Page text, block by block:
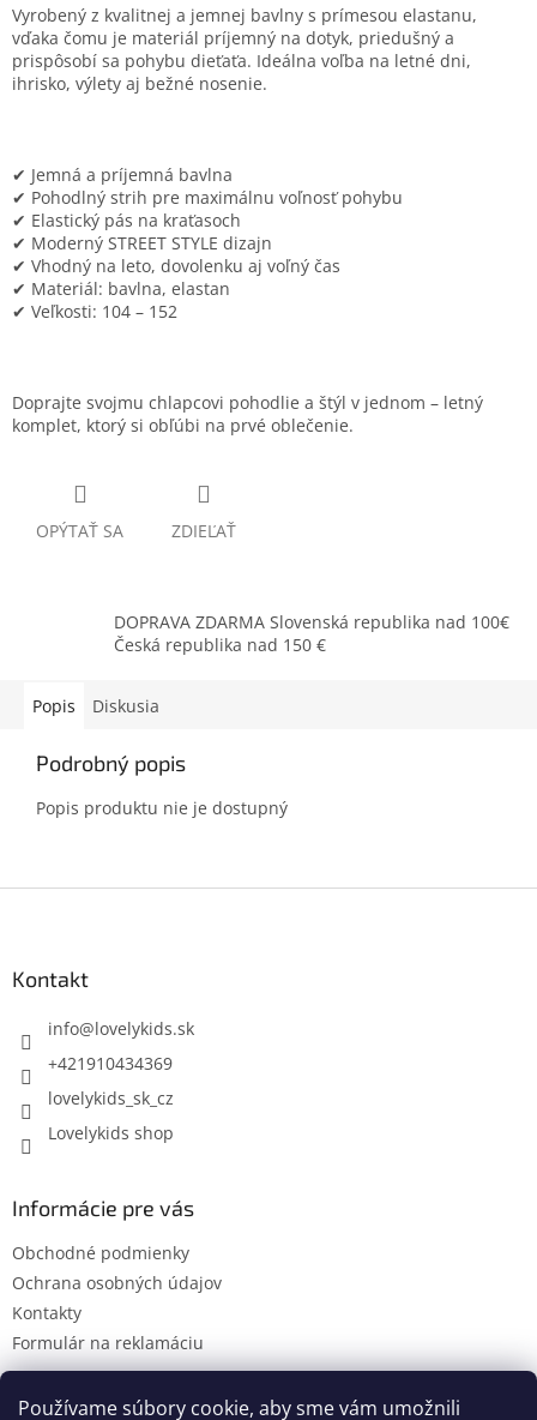
Používame súbory cookie, aby sme vám umožnili
Vyrobený z kvalitnej a jemnej bavlny s prímesou elastanu,
vďaka čomu je materiál príjemný na dotyk, priedušný a
prispôsobí sa pohybu dieťaťa. Ideálna voľba na letné dni,
ihrisko, výlety aj bežné nosenie.
✔ Jemná a príjemná bavlna
✔ Pohodlný strih pre maximálnu voľnosť pohybu
✔ Elastický pás na kraťasoch
✔ Moderný STREET STYLE dizajn
✔ Vhodný na leto, dovolenku aj voľný čas
✔ Materiál: bavlna, elastan
✔ Veľkosti: 104 – 152
Doprajte svojmu chlapcovi pohodlie a štýl v jednom – letný
komplet, ktorý si obľúbi na prvé oblečenie.
OPÝTAŤ SA ZDIEĽAŤ
DOPRAVA ZDARMA Slovenská republika nad 100€
Česká republika nad 150 €
Popis Diskusia
Podrobný popis
Popis produktu nie je dostupný
Kontakt
info@lovelykids.sk
+421910434369
lovelykids_sk_cz
Lovelykids shop
Informácie pre vás
Obchodné podmienky
Ochrana osobných údajov
Kontakty
Formulár na reklamáciu